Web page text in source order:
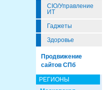
CIO/Управление
ИТ
Гаджеты
Здоровье
Продвижение
сайтов СПб
РЕГИОНЫ